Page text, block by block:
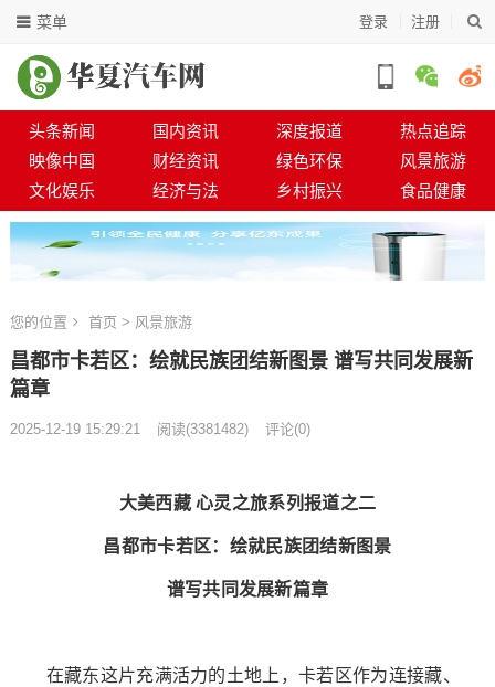
登录 注册
菜单
头条新闻 国内资讯 深度报道
热点追踪
映像中国
财经资讯 绿色环保
风景旅游
文化娱乐
经济与法 乡村振兴 食品健康
您的位置 首页 > 风景旅游
昌都市卡若区：绘就民族团结新图景 谱写共同发展新
篇章
2025-12-19 15:29:21 阅读(3381482) 评论(0)
大美西藏 心灵之旅系列报道之二
昌都市卡若区：绘就民族团结新图景
谱写共同发展新篇章
在藏东这片充满活力的土地上，卡若区作为连接藏、